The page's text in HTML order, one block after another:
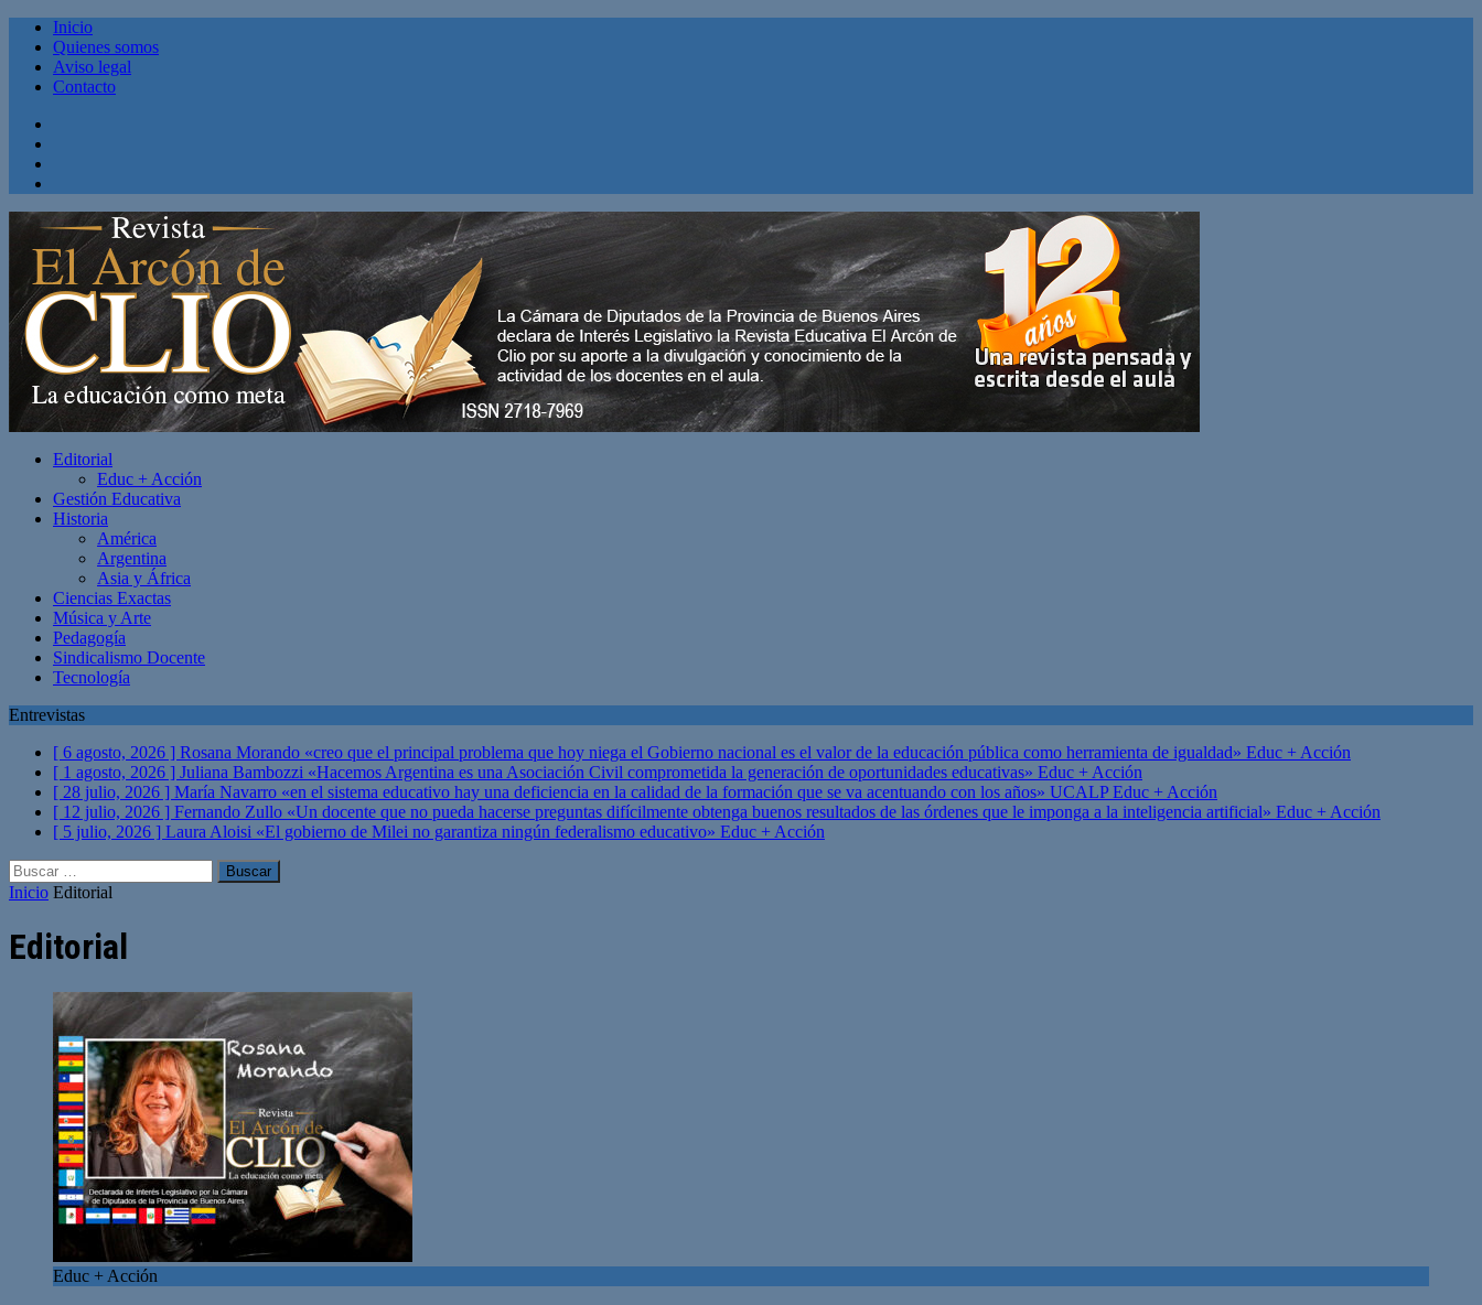
Inicio
Quienes somos
Aviso legal
Contacto
Editorial
Educ + Acción
Gestión Educativa
Historia
América
Argentina
Asia y África
Ciencias Exactas
Música y Arte
Pedagogía
Sindicalismo Docente
Tecnología
Entrevistas
[ 6 agosto, 2026 ] Rosana Morando «creo que el principal problema que hoy niega el Gobierno nacional es el valor de la educación pública como herramienta de igualdad» Educ + Acción
[ 1 agosto, 2026 ] Juliana Bambozzi «Hacemos Argentina es una Asociación Civil comprometida la generación de oportunidades educativas» Educ + Acción
[ 28 julio, 2026 ] María Navarro «en el sistema educativo hay una deficiencia en la calidad de la formación que se va acentuando con los años» UCALPEduc + Acción
[ 12 julio, 2026 ] Fernando Zullo «Un docente que no pueda hacerse preguntas difícilmente obtenga buenos resultados de las órdenes que le imponga a la inteligencia artificial» Educ + Acción
[ 5 julio, 2026 ] Laura Aloisi «El gobierno de Milei no garantiza ningún federalismo educativo» Educ + Acción
Buscar:
Inicio Editorial
Editorial
Educ + Acción